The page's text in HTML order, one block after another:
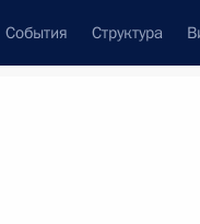
События Структура